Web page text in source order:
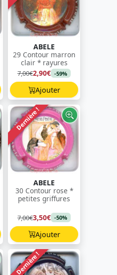
ABELE
29 Contour marron
clair * rayures
7,00€2,90€ -59%
Ajouter
Dernière !
ABELE
30 Contour rose *
petites griffures
7,00€3,50€ -50%
Ajouter
Dernière !